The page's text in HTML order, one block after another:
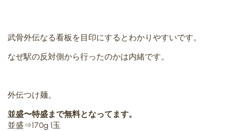
武骨外伝なる看板を目印にするとわかりやすいです。
なぜ駅の反対側から行ったのかは内緒です。
外伝つけ麺。
並盛〜特盛まで無料となってます。
並盛⇒170g 1玉